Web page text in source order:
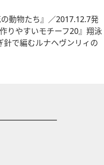
動物たち』／2017.12.7発
りやすいモチーフ20』翔泳
で編むルナヘヴンリィの